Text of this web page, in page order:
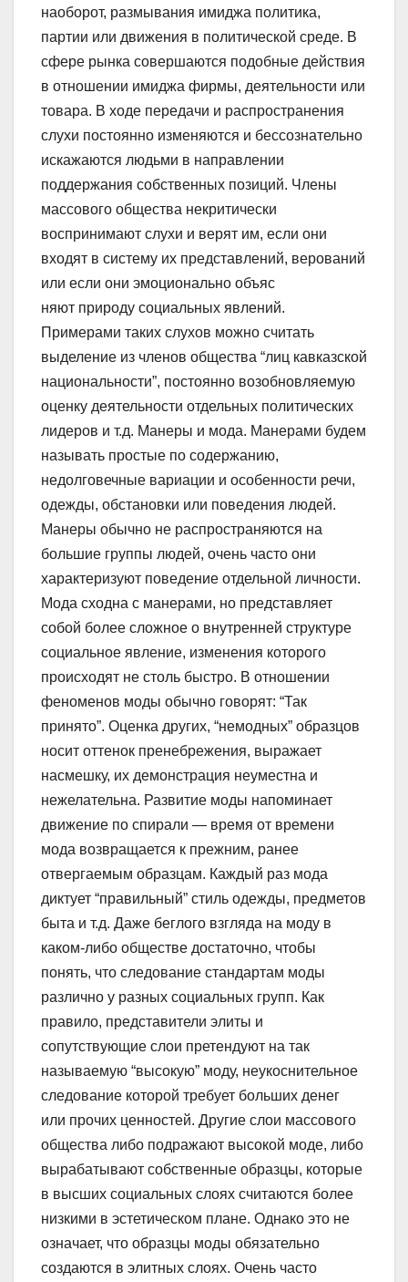
наоборот, размывания имиджа политика,
партии или движения в политической среде. В
сфере рынка совершаются подобные действия
в отношении имиджа фирмы, деятельности или
товара. В ходе передачи и распространения
слухи постоянно изменяются и бессознательно
искажаются людьми в направлении
поддержания собственных позиций. Члены
массового общества некритически
воспринимают слухи и верят им, если они
входят в систему их представлений, верований
или если они эмоционально объяс
няют природу социальных явлений.
Примерами таких слухов можно считать
выделение из членов общества “лиц кавказской
национальности”, постоянно возобновляемую
оценку деятельности отдельных политических
лидеров и т.д. Манеры и мода. Манерами будем
называть простые по содержанию,
недолговечные вариации и особенности речи,
одежды, обстановки или поведения людей.
Манеры обычно не распространяются на
большие группы людей, очень часто они
характеризуют поведение отдельной личности.
Мода сходна с манерами, но представляет
собой более сложное о внутренней структуре
социальное явление, изменения которого
происходят не столь быстро. В отношении
феноменов моды обычно говорят: “Так
принято”. Оценка других, “немодных” образцов
носит оттенок пренебрежения, выражает
насмешку, их демонстрация неуместна и
нежелательна. Развитие моды напоминает
движение по спирали — время от времени
мода возвращается к прежним, ранее
отвергаемым образцам. Каждый раз мода
диктует “правильный” стиль одежды, предметов
быта и т.д. Даже беглого взгляда на моду в
каком-либо обществе достаточно, чтобы
понять, что следование стандартам моды
различно у разных социальных групп. Как
правило, представители элиты и
сопутствующие слои претендуют на так
называемую “высокую” моду, неукоснительное
следование которой требует больших денег
или прочих ценностей. Другие слои массового
общества либо подражают высокой моде, либо
вырабатывают собственные образцы, которые
в высших социальных слоях считаются более
низкими в эстетическом плане. Однако это не
означает, что образцы моды обязательно
создаются в элитных слоях. Очень часто